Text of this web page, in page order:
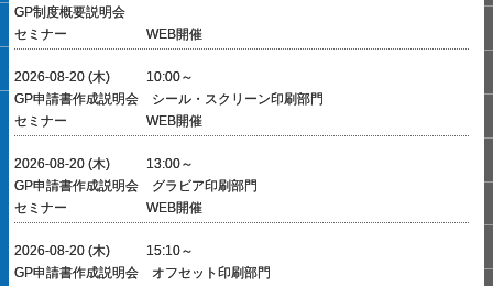
GP制度概要説明会
セミナー
WEB開催
2026-08-20 (木)
10:00～
GP申請書作成説明会 シール・スクリーン印刷部門
セミナー
WEB開催
2026-08-20 (木)
13:00～
GP申請書作成説明会 グラビア印刷部門
セミナー
WEB開催
2026-08-20 (木)
15:10～
GP申請書作成説明会 オフセット印刷部門